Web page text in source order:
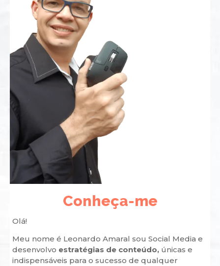
Conheça-me
Olá!
Meu nome é Leonardo Amaral sou Social Media e
desenvolvo estratégias de conteúdo, únicas e
indispensáveis para o sucesso de qualquer